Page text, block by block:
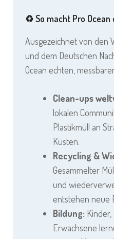
♻️ So macht Pro Ocean
Ausgezeichnet von den
und dem Deutschen
Ocean echten,
Clean-ups
lokalen
Plastikmüll an
Küsten.
Recycling &
Gesammelter
und
entstehen neue
Bildung:
Erwachsene